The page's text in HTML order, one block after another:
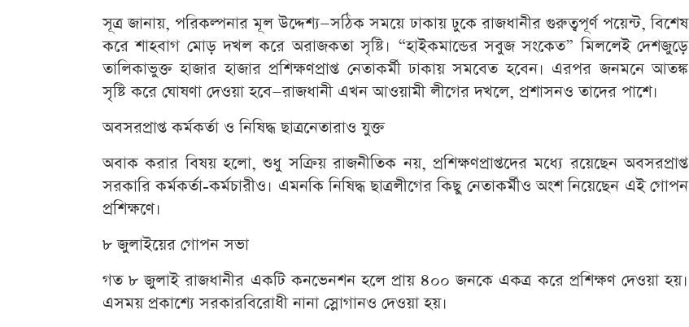
সূত্র জানায়, পরিকল্পনার মূল উদ্দেশ্য—সঠিক সময়ে ঢাকায় ঢুকে রাজধানীর গুরুত্বপূর্ণ পয়েন্ট, বিশেষ
করে শাহবাগ মোড় দখল করে অরাজকতা সৃষ্টি। “হাইকমান্ডের সবুজ সংকেত” মিললেই দেশজুড়ে
তালিকাভুক্ত হাজার হাজার প্রশিক্ষণপ্রাপ্ত নেতাকর্মী ঢাকায় সমবেত হবেন। এরপর জনমনে আতঙ্ক
সৃষ্টি করে ঘোষণা দেওয়া হবে—রাজধানী এখন আওয়ামী লীগের দখলে, প্রশাসনও তাদের পাশে।
অবসরপ্রাপ্ত কর্মকর্তা ও নিষিদ্ধ ছাত্রনেতারাও যুক্ত
অবাক করার বিষয় হলো, শুধু সক্রিয় রাজনীতিক নয়, প্রশিক্ষণপ্রাপ্তদের মধ্যে রয়েছেন অবসরপ্রাপ্ত
সরকারি কর্মকর্তা-কর্মচারীও। এমনকি নিষিদ্ধ ছাত্রলীগের কিছু নেতাকর্মীও অংশ নিয়েছেন এই গোপন
প্রশিক্ষণে।
৮ জুলাইয়ের গোপন সভা
গত ৮ জুলাই রাজধানীর একটি কনভেনশন হলে প্রায় ৪০০ জনকে একত্র করে প্রশিক্ষণ দেওয়া হয়।
এসময় প্রকাশ্যে সরকারবিরোধী নানা স্লোগানও দেওয়া হয়।